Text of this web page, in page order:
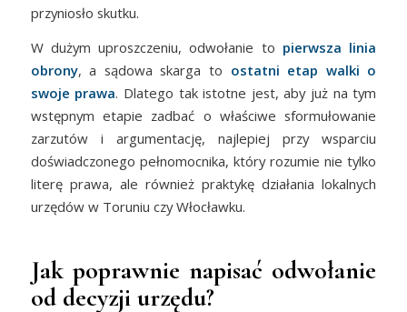
przyniosło skutku.
W dużym uproszczeniu, odwołanie to pierwsza linia
obrony, a sądowa skarga to ostatni etap walki o
swoje prawa. Dlatego tak istotne jest, aby już na tym
wstępnym etapie zadbać o właściwe sformułowanie
zarzutów i argumentację, najlepiej przy wsparciu
doświadczonego pełnomocnika, który rozumie nie tylko
literę prawa, ale również praktykę działania lokalnych
urzędów w Toruniu czy Włocławku.
Jak poprawnie napisać odwołanie
od decyzji urzędu?